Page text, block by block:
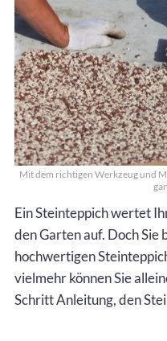
Mit dem richtigen Werkzeug und
Ein Steinteppich wertet
den Garten auf. Doch Sie
hochwertigen
vielmehr können Sie
Schritt Anleitung, den